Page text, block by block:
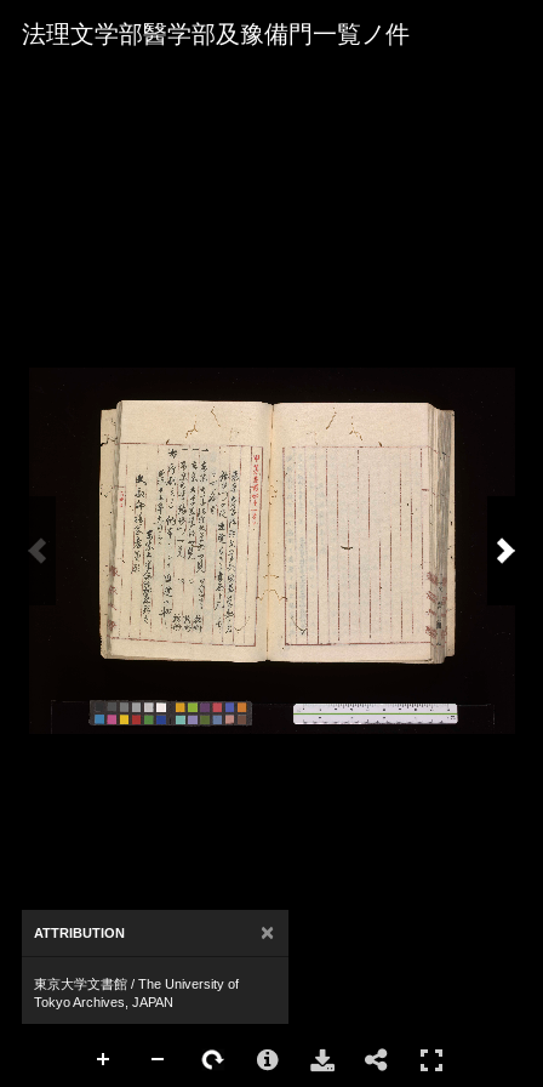
Media Viewer
法理文学部醫学部及豫備門一覧ノ件
ATTRIBUTION ×
東京大学文書館 / The University of
Tokyo Archives, JAPAN